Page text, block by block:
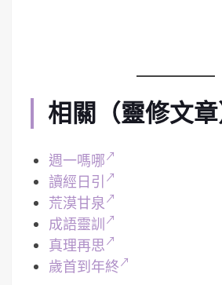
相關（靈修文章
週一嗎哪
讀經日引
荒漠甘泉
成語靈訓
真理再思
歲首到年終